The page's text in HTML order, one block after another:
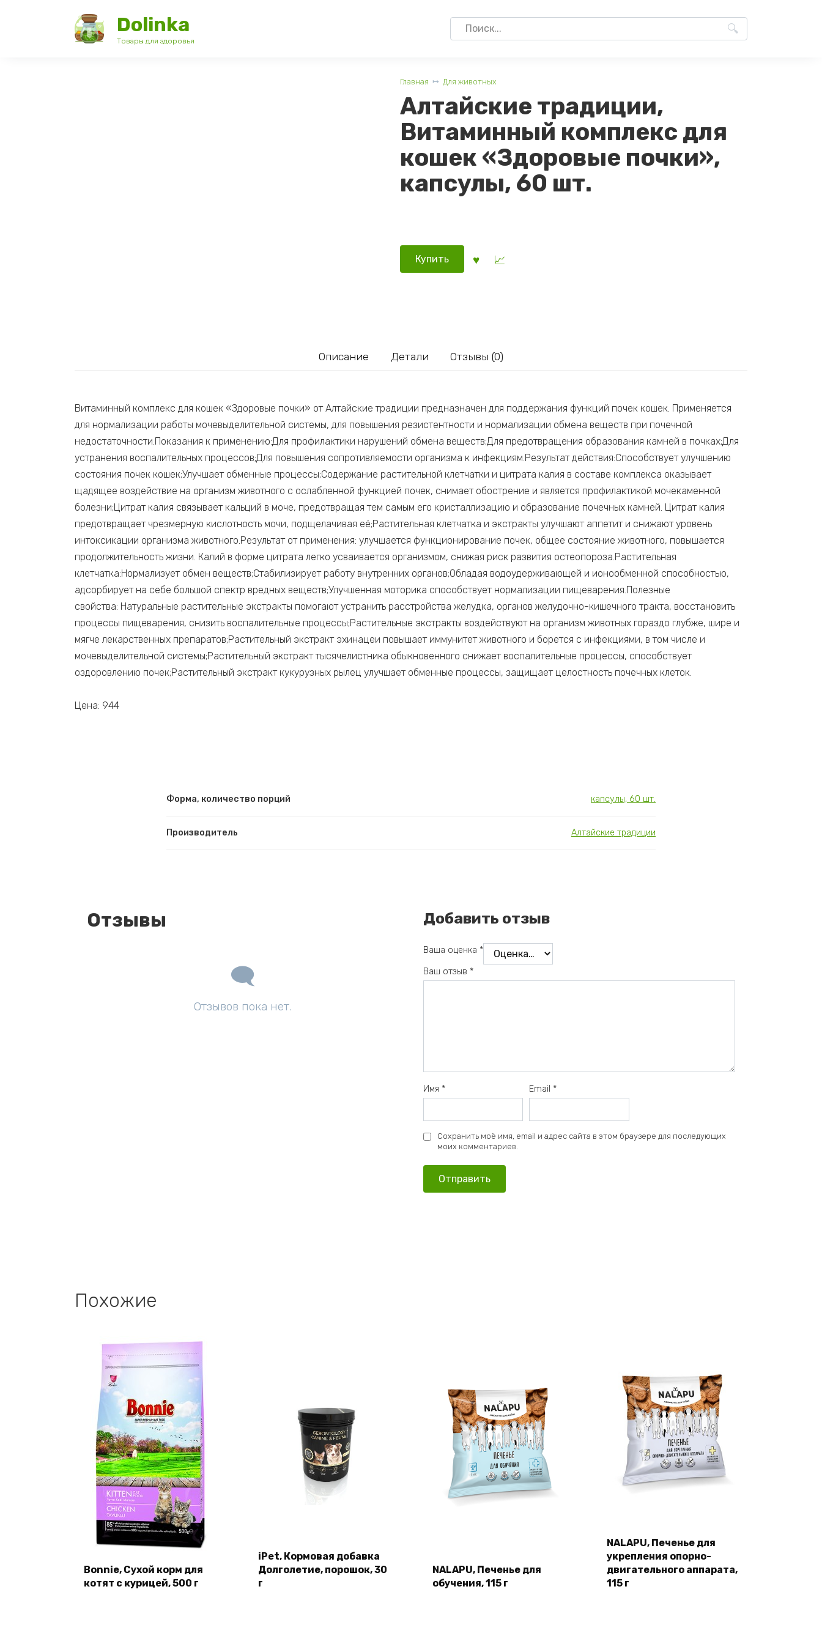
Dolinka
Товары для здоровья
Search
for:
Главная Для животных
Алтайские традиции,
Витаминный комплекс для
кошек «Здоровые почки»,
капсулы, 60 шт.
Купить
Описание Детали Отзывы (0)
Витаминный комплекс для кошек «Здоровые почки» от Алтайские традиции предназначен для поддержания функций почек кошек. Применяется
для нормализации работы мочевыделительной системы, для повышения резистентности и нормализации обмена веществ при почечной
недостаточности.Показания к применению:Для профилактики нарушений обмена веществ;Для предотвращения образования камней в почках;Для
устранения воспалительных процессов;Для повышения сопротивляемости организма к инфекциям.Результат действия:Способствует улучшению
состояния почек кошек;Улучшает обменные процессы;Содержание растительной клетчатки и цитрата калия в составе комплекса оказывает
щадящее воздействие на организм животного с ослабленной функцией почек, снимает обострение и является профилактикой мочекаменной
болезни;Цитрат калия связывает кальций в моче, предотвращая тем самым его кристаллизацию и образование почечных камней. Цитрат калия
предотвращает чрезмерную кислотность мочи, подщелачивая её;Растительная клетчатка и экстракты улучшают аппетит и снижают уровень
интоксикации организма животного.Результат от применения: улучшается функционирование почек, общее состояние животного, повышается
продолжительность жизни. Калий в форме цитрата легко усваивается организмом, снижая риск развития остеопороза.Растительная
клетчатка:Нормализует обмен веществ;Стабилизирует работу внутренних органов;Обладая водоудерживающей и ионообменной способностью,
адсорбирует на себе большой спектр вредных веществ;Улучшенная моторика способствует нормализации пищеварения.Полезные
свойства: Натуральные растительные экстракты помогают устранить расстройства желудка, органов желудочно-кишечного тракта, восстановить
процессы пищеварения, снизить воспалительные процессы;Растительные экстракты воздействуют на организм животных гораздо глубже, шире и
мягче лекарственных препаратов;Растительный экстракт эхинацеи повышает иммунитет животного и борется с инфекциями, в том числе и
мочевыделительной системы;Растительный экстракт тысячелистника обыкновенного снижает воспалительные процессы, способствует
оздоровлению почек;Растительный экстракт кукурузных рылец улучшает обменные процессы, защищает целостность почечных клеток.
Цена: 944
Форма, количество порций капсулы, 60 шт.
Производитель Алтайские традиции
Отзывы
Отзывов пока нет.
Добавить отзыв
Ваша оценка *
Ваш отзыв *
Имя * Email *
Сохранить моё имя, email и адрес сайта в этом браузере для последующих
моих комментариев.
Похожие
Bonnie, Сухой корм для
котят с курицей, 500 г
iPet, Кормовая добавка
Долголетие, порошок, 30
г
NALAPU, Печенье для
обучения, 115 г
NALAPU, Печенье для
укрепления опорно-
двигательного аппарата,
115 г